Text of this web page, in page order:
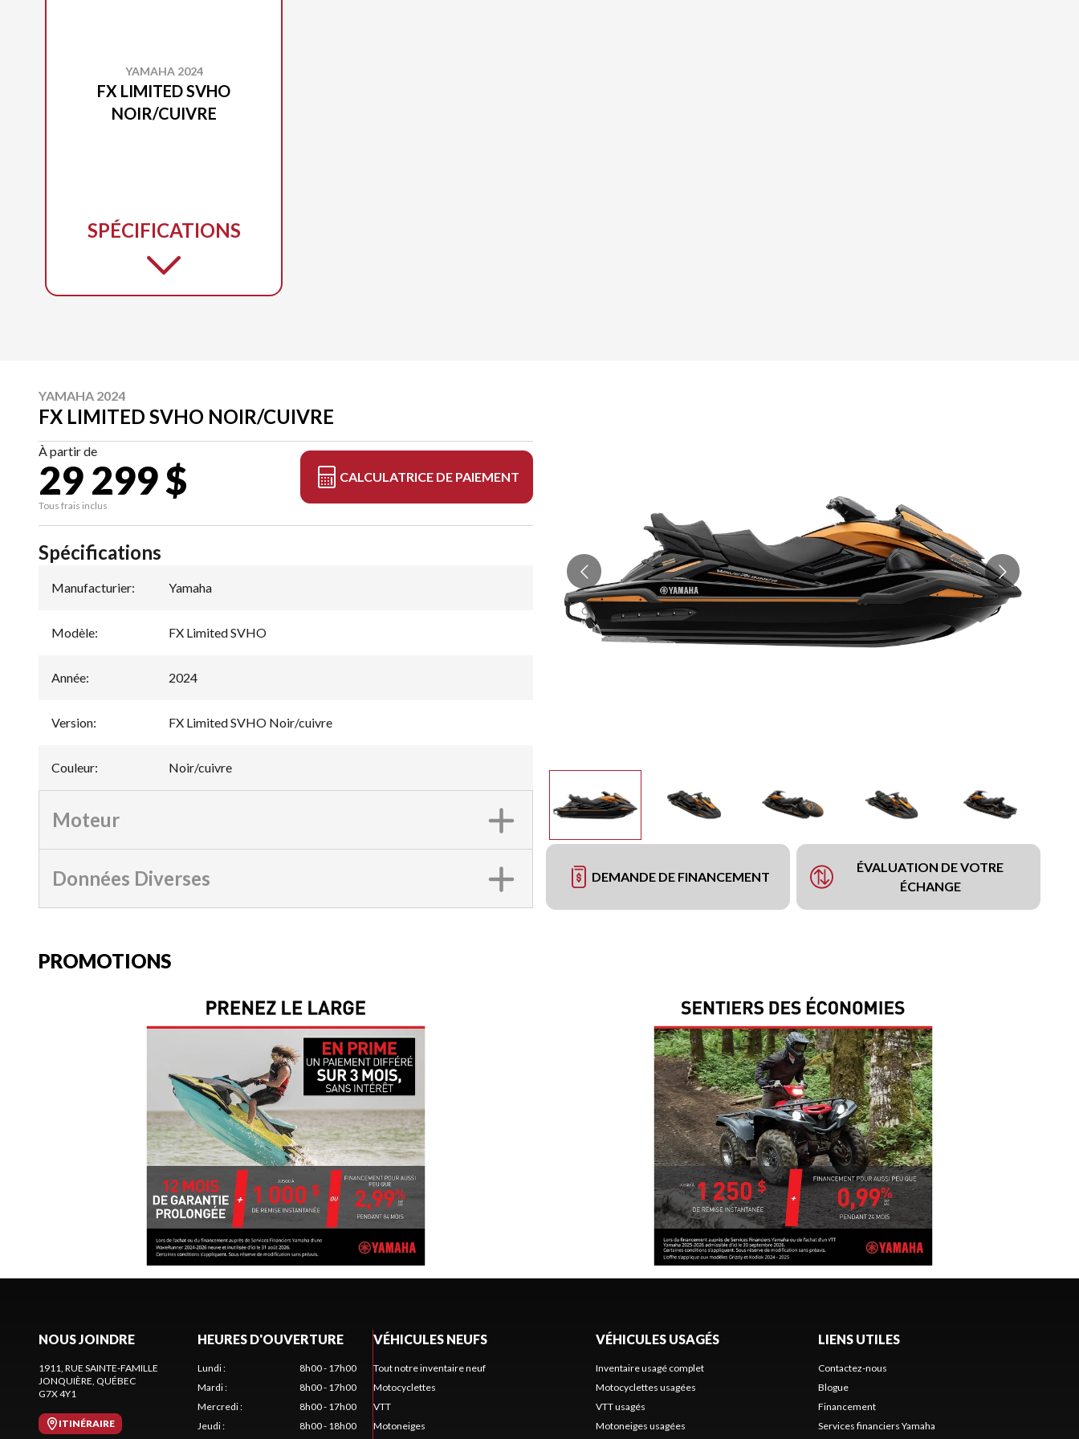
YAMAHA 2024
FX LIMITED SVHO
NOIR/CUIVRE
SPÉCIFICATIONS
YAMAHA 2024
FX LIMITED SVHO NOIR/CUIVRE
À partir de
29 299 $
Tous frais inclus
CALCULATRICE DE PAIEMENT
DEMANDE DE FINANCEMENT
ÉVALUATION DE VOTRE
ÉCHANGE
Spécifications
Manufacturier: Yamaha
Modèle: FX Limited SVHO
Année: 2024
Version: FX Limited SVHO Noir/cuivre
Couleur: Noir/cuivre
Moteur
Données Diverses
PROMOTIONS
NOUS JOINDRE
1911, RUE SAINTE-FAMILLE
JONQUIÈRE , QUÉBEC
G7X 4Y1
ITINÉRAIRE
HEURES D'OUVERTURE
Lundi:
8h00 - 17h00
Mardi:
8h00 - 17h00
Mercredi:
8h00 - 17h00
Jeudi:
8h00 - 18h00
VÉHICULES NEUFS
Tout notre inventaire neuf
Motocyclettes
VTT
Motoneiges
VÉHICULES USAGÉS
Inventaire usagé complet
Motocyclettes usagées
VTT usagés
Motoneiges usagées
LIENS UTILES
Contactez-nous
Blogue
Financement
Services financiers Yamaha